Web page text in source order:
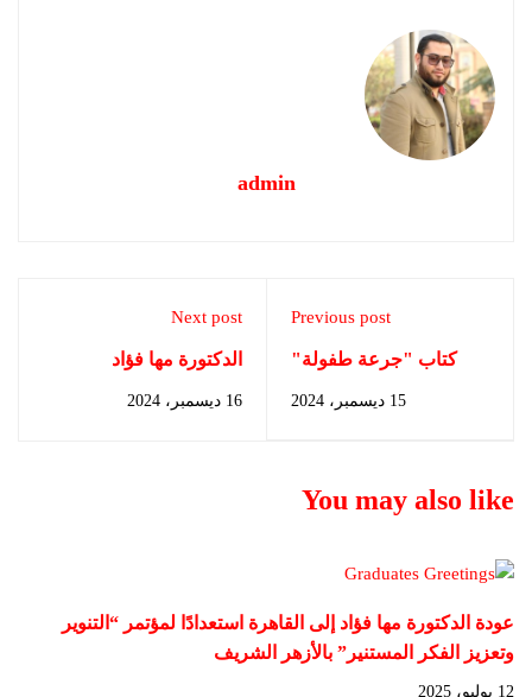
admin
Previous post
كتاب "جرعة طفولة"
15 ديسمبر، 2024
Next post
الدكتورة مها فؤاد
16 ديسمبر، 2024
You may also like
عودة الدكتورة مها فؤاد إلى القاهرة استعدادًا لمؤتمر “التنوير
وتعزيز الفكر المستنير” بالأزهر الشريف
12 يوليو، 2025